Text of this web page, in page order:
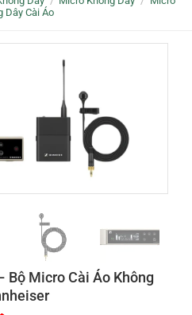
Dây Cài Áo
Bộ Micro Cài Áo Không